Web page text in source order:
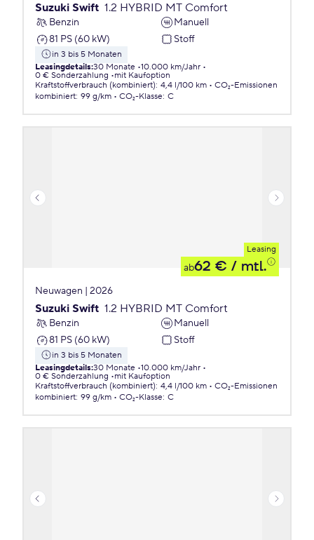
Suzuki Swift 1.2 HYBRID MT Comfort
Benzin
Manuell
81 PS (60 kW)
Stoff
in 3 bis 5 Monaten
Leasingdetails:30 Monate 10.000 km/Jahr
0 € Sonderzahlung
mit Kaufoption
Kraftstoffverbrauch (kombiniert): 4,4 l/100 km
CO₂-Emissionen
kombiniert: 99 g/km CO₂-Klasse: C
Leasing
ab62 € / mtl.
Neuwagen | 2026
Suzuki Swift 1.2 HYBRID MT Comfort
Benzin
Manuell
81 PS (60 kW)
Stoff
in 3 bis 5 Monaten
Leasingdetails:30 Monate 10.000 km/Jahr
0 € Sonderzahlung
mit Kaufoption
Kraftstoffverbrauch (kombiniert): 4,4 l/100 km
CO₂-Emissionen
kombiniert: 99 g/km CO₂-Klasse: C